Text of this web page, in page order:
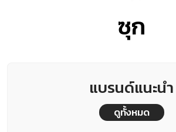
ซุก
แบรนด์แนะนำ
ดูทั้งหมด